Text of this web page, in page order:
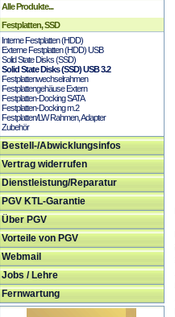
Alle Produkte...
Festplatten, SSD
Interne Festplatten (HDD)
Externe Festplatten (HDD) USB
Solid State Disks (SSD)
Solid State Disks (SSD) USB 3.2
Festplattenwechselrahmen
Festplattengehäuse Extern
Festplatten-Docking SATA
Festplatten-Docking m.2
Festplatten/LW Rahmen, Adapter
Zubehör
Bestell-/Abwicklungsinfos
Vertrag widerrufen
Dienstleistung/Reparatur
PGV KTL-Garantie
Über PGV
Vorteile von PGV
Webmail
Jobs / Lehre
Fernwartung